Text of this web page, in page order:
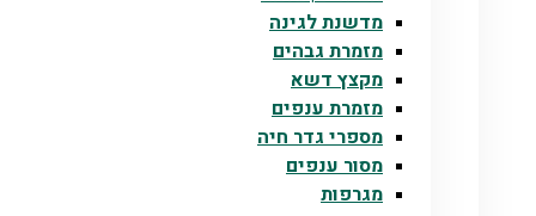
מדשנת לגינה
מזמרת גבהים
מקצץ דשא
מזמרת ענפים
מספרי גדר חיה
מסור ענפים
מגרפות